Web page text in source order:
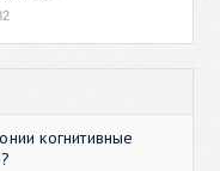
когнитивные